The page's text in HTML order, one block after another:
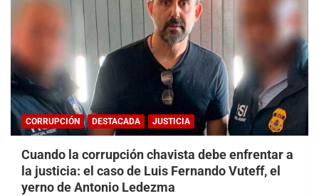
CORRUPCIÓN DESTACADA JUSTICIA
Cuando la corrupción chavista debe enfrentar a
la justicia: el caso de Luis Fernando Vuteff, el
yerno de Antonio Ledezma